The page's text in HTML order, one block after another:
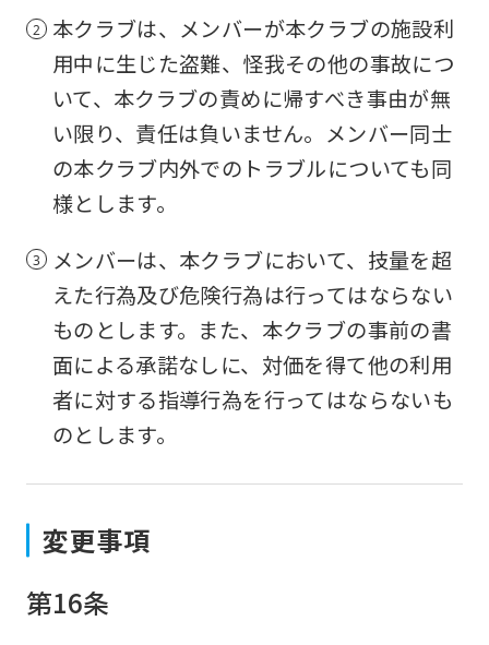
本クラブは、メンバーが本クラブの施設利
用中に生じた盗難、怪我その他の事故につ
いて、本クラブの責めに帰すべき事由が無
い限り、責任は負いません。メンバー同士
の本クラブ内外でのトラブルについても同
様とします。
メンバーは、本クラブにおいて、技量を超
えた行為及び危険行為は行ってはならない
ものとします。また、本クラブの事前の書
面による承諾なしに、対価を得て他の利用
者に対する指導行為を行ってはならないも
のとします。
変更事項
第16条